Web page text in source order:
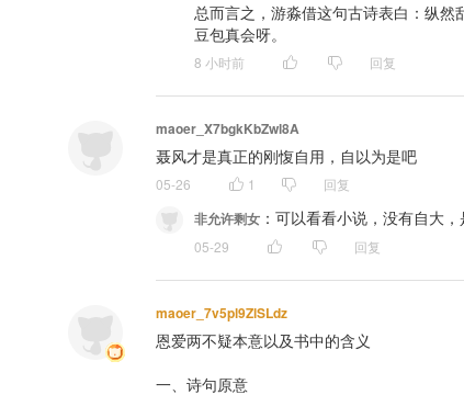
总而言之，游淼借这句古诗表白：纵然
豆包真会呀。
8 小时前 回复
maoer_X7bgkKbZwl8A
聂风才是真正的刚愎自用，自以为是吧
05-26 1 回复
非允许剩女 ： 可以看看小说，没有自大
05-29 回复
maoer_7v5pl9ZlSLdz
恩爱两不疑本意以及书中的含义
一、诗句原意